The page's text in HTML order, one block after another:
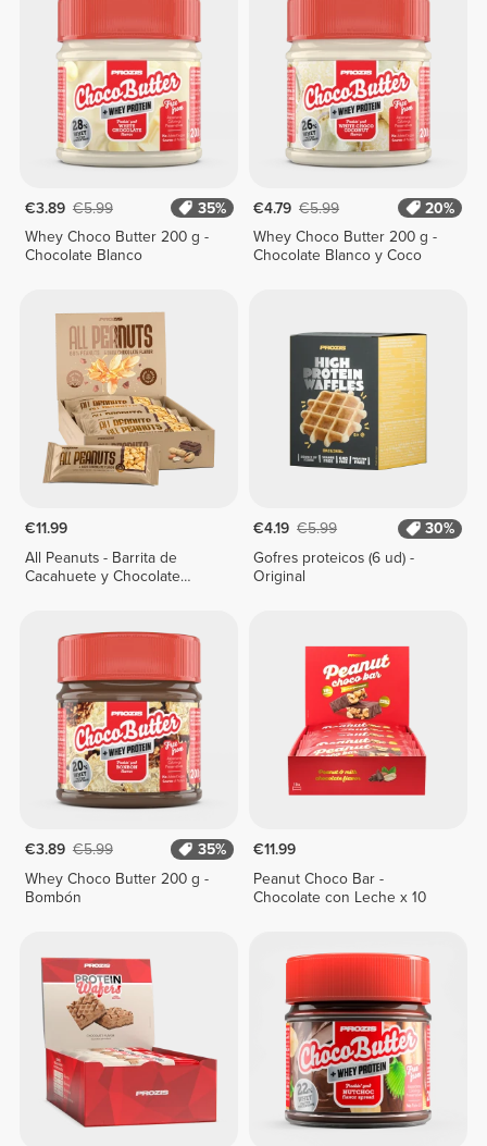
€3.89 €5.99
35%
Whey Choco Butter 200 g -
Chocolate Blanco
€4.79 €5.99
20%
Whey Choco Butter 200 g -
Chocolate Blanco y Coco
€11.99
All Peanuts - Barrita de
Cacahuete y Chocolate
€4.19 €5.99
30%
Gofres proteicos (6 ud) -
Original
€3.89 €5.99
35%
Whey Choco Butter 200 g -
Bombón
€11.99
Peanut Choco Bar -
Chocolate con Leche x 10